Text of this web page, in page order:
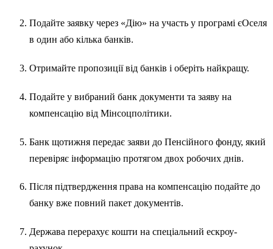
Подайте заявку через «Дію» на участь у програмі єОселя
в один або кілька банків.
Отримайте пропозиції від банків і оберіть найкращу.
Подайте у вибраний банк документи та заяву на
компенсацію від Мінсоцполітики.
Банк щотижня передає заяви до Пенсійного фонду, який
перевіряє інформацію протягом двох робочих днів.
Після підтвердження права на компенсацію подайте до
банку вже повний пакет документів.
Держава перерахує кошти на спеціальний ескроу-